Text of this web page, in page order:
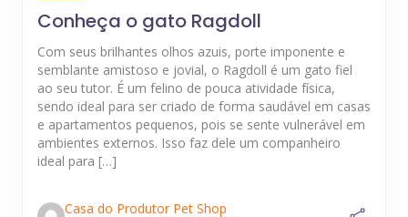
Conheça o gato Ragdoll
Com seus brilhantes olhos azuis, porte imponente e
semblante amistoso e jovial, o Ragdoll é um gato fiel
ao seu tutor. É um felino de pouca atividade física,
sendo ideal para ser criado de forma saudável em casas
e apartamentos pequenos, pois se sente vulnerável em
ambientes externos. Isso faz dele um companheiro
ideal para […]
Casa do Produtor Pet Shop